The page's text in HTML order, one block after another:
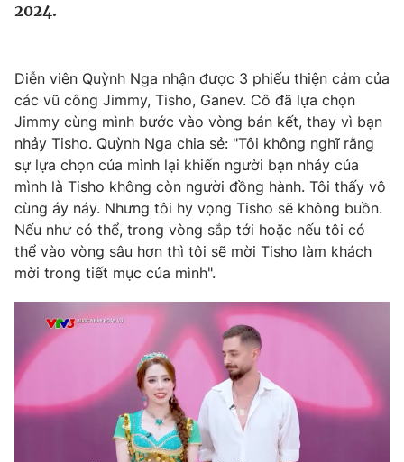
Tin tức
Câu chuyện quốc tế
Tài chính
Thị trường
Góc doanh nghiệp
Dữ liệu và đời sống
Truyền hình
Phim VTV
Hậu trường
Nhân vật
Khán giả
Giải sao mai
Giải trí
Điện ảnh
Âm nhạc
Sao
Đời sống
Du lịch
Làm đẹp
Chất lượng cuộc sống
Tuyển sinh
Học trực tuyến
Công nghệ
Hitech Công nghệ tương lai
Sản phẩm
Giao lưu trực tuyến
Lịch phát sóng
2024.
Diễn viên Quỳnh Nga nhận được 3 phiếu thiện cảm của
các vũ công Jimmy, Tisho, Ganev. Cô đã lựa chọn
Jimmy cùng mình bước vào vòng bán kết, thay vì bạn
nhảy Tisho. Quỳnh Nga chia sẻ: "Tôi không nghĩ rằng
sự lựa chọn của mình lại khiến người bạn nhảy của
mình là Tisho không còn người đồng hành. Tôi thấy vô
cùng áy náy. Nhưng tôi hy vọng Tisho sẽ không buồn.
Nếu như có thể, trong vòng sắp tới hoặc nếu tôi có
thể vào vòng sâu hơn thì tôi sẽ mời Tisho làm khách
mời trong tiết mục của mình".